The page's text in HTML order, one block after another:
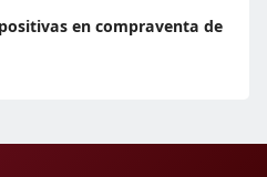
en compraventa de